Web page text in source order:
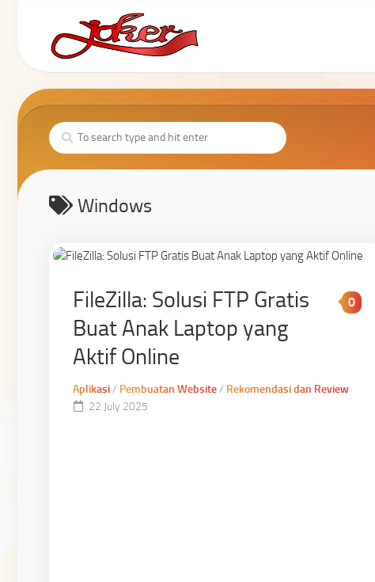
Windows
FileZilla: Solusi FTP Gratis
Buat Anak Laptop yang
Aktif Online
0
Aplikasi/ Pembuatan Website/ Rekomendasi dan Review
22 July 2025